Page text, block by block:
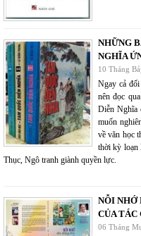
NHỮNG
NGHĨA
10 Tháng
Ngay cả
nên đọc
Diễn Nghĩa
muốn
về văn học
thời kỳ loạn
Thục, Ngô tranh giành quyền lực.
NỖI NHỚ
CỦA TÁC
06 Tháng